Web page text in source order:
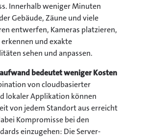
Innerhalb weniger Minuten
Gebäude, Zäune und viele
entwerfen, Kameras platzieren,
und exakte
sehen und anpassen.
bedeutet weniger Kosten
von cloudbasierter
lokaler Applikation können
von jedem Standort aus erreicht
Kompromisse bei den
einzugehen: Die Server-